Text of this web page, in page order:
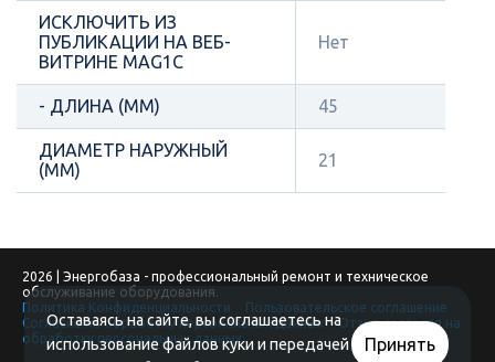
ИСКЛЮЧИТЬ ИЗ
ПУБЛИКАЦИИ НА ВЕБ-
ВИТРИНЕ MAG1C
Нет
- ДЛИНА (ММ) 45
ДИАМЕТР НАРУЖНЫЙ
(ММ)
21
2026 | Энергобаза - профессиональный ремонт и техническое
обслуживание оборудования.
Политика Конфиденциальности
Пользовательское соглашение
Согласие на обработку персональных данных
Отзыв согласия на
обработку персональных данных
Оставаясь на сайте, вы соглашаетесь на
использование файлов куки и передачей
Принять